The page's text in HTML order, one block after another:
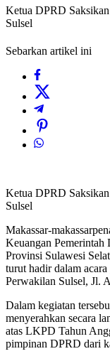
Ketua DPRD
Sulsel
Sebarkan artikel ini
Ketua DPRD
Sulsel
Makassar-
Keuangan
Provinsi Sulawesi
turut hadir dalam
Perwakilan Sulsel, Jl.
Dalam kegiatan
menyerahkan secara
atas LKPD Tahun
pimpinan DPRD dari